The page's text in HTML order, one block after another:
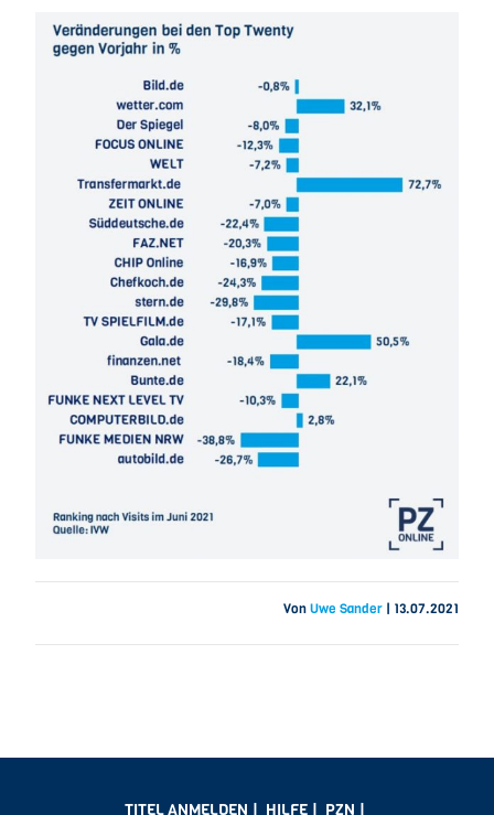
VonUwe Sander | 13.07.2021
TITEL ANMELDEN | HILFE | PZN |